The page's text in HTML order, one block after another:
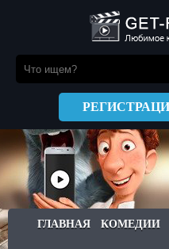
ГЛАВНАЯ КОМЕДИИ